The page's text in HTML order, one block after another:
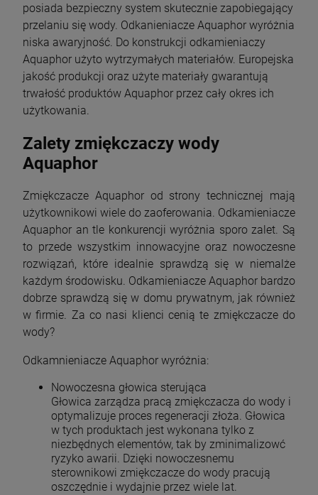
posiada bezpieczny system skutecznie zapobiegający
przelaniu się wody. Odkanieniacze Aquaphor wyróżnia
niska awaryjność. Do konstrukcji odkamieniaczy
Aquaphor użyto wytrzymałych materiałów. Europejska
jakość produkcji oraz użyte materiały gwarantują
trwałość produktów Aquaphor przez cały okres ich
użytkowania.
Zalety zmiękczaczy wody
Aquaphor
Zmiękczacze Aquaphor od strony technicznej mają
użytkownikowi wiele do zaoferowania. Odkamieniacze
Aquaphor an tle konkurencji wyróżnia sporo zalet. Są
to przede wszystkim innowacyjne oraz nowoczesne
rozwiązań, które idealnie sprawdzą się w niemalże
każdym środowisku. Odkamieniacze Aquaphor bardzo
dobrze sprawdzą się w domu prywatnym, jak również
w firmie. Za co nasi klienci cenią te zmiękczacze do
wody?
Odkamnieniacze Aquaphor wyróżnia:
Nowoczesna głowica sterująca
Głowica zarządza pracą zmiękczacza do wody i
optymalizuje proces regeneracji złoża. Głowica
w tych produktach jest wykonana tylko z
niezbędnych elementów, tak by zminimalizowć
ryzyko awarii. Dzięki nowoczesnemu
sterownikowi zmiękczacze do wody pracują
oszczędnie i wydajnie przez wiele lat.